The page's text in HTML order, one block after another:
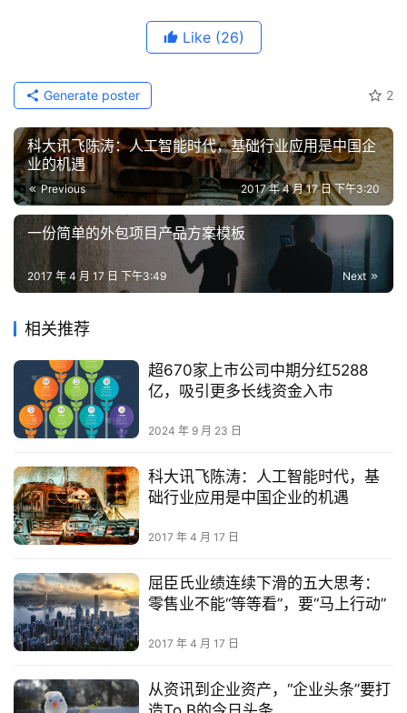
Like (26)
2
Generate poster
科大讯飞陈涛：人工智能时代，基础行业应用是中国企
业的机遇
Previous 2017 年 4 月 17 日 下午3:20
一份简单的外包项目产品方案模板
Next
2017 年 4 月 17 日 下午3:49
相关推荐
超670家上市公司中期分红5288
亿，吸引更多长线资金入市
2024 年 9 月 23 日
科大讯飞陈涛：人工智能时代，基
础行业应用是中国企业的机遇
2017 年 4 月 17 日
屈臣氏业绩连续下滑的五大思考：
零售业不能“等等看”，要“马上行动”
2017 年 4 月 17 日
从资讯到企业资产，“企业头条”要打